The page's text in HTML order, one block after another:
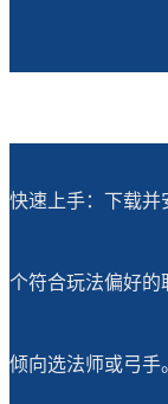
快速上手：下载并
个符合玩法偏好的
倾向选法师或弓手